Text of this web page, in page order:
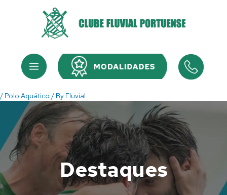
Menu Menu
/ Polo Aquático / By Fluvial
Destaques